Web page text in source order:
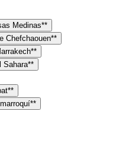
Medinas**
Chefchaouen**
Sahara**